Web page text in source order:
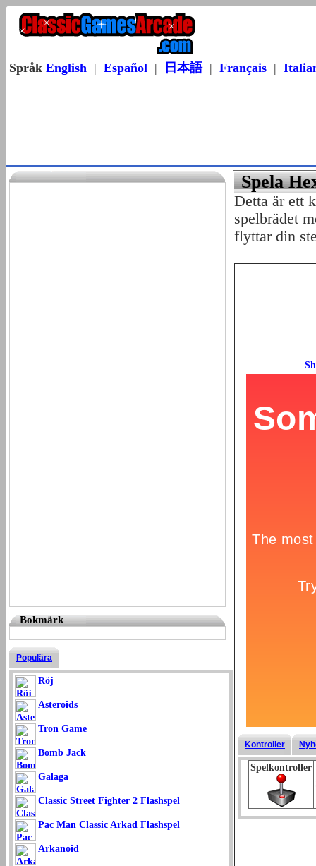
Språk English | Español | 日本語| Français |
Bokmärk
Populära
Röj
Asteroids
Tron Game
Bomb Jack
Galaga
Classic Street Fighter 2 Flashspel
Pac Man Classic Arkad Flashspel
Arkanoid
Spela
Detta är ett
spelbrädet
flyttar din
Kontroller
Spelkontroller